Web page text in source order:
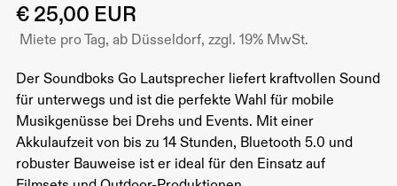
€ 25,00 EUR
Miete pro Tag, ab Düsseldorf, zzgl. 19% MwSt.
Der Soundboks Go Lautsprecher liefert kraftvollen Sound
für unterwegs und ist die perfekte Wahl für mobile
Musikgenüsse bei Drehs und Events. Mit einer
Akkulaufzeit von bis zu 14 Stunden, Bluetooth 5.0 und
robuster Bauweise ist er ideal für den Einsatz auf